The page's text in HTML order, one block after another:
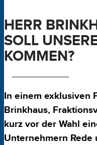
HERR
SOLL
KOMMEN?
In einem exklusiven
Brinkhaus,
kurz vor der Wahl
Unternehmern Rede